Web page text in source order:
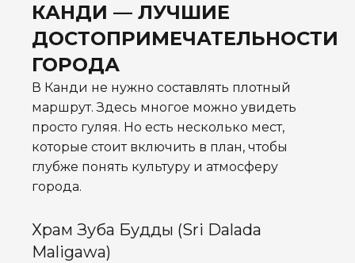
КАНДИ — ЛУЧШИЕ
ДОСТОПРИМЕЧАТЕЛЬНОСТИ
ГОРОДА
В Канди не нужно составлять плотный
маршрут. Здесь многое можно увидеть
просто гуляя. Но есть несколько мест,
которые стоит включить в план, чтобы
глубже понять культуру и атмосферу
города.
Храм Зуба Будды (Sri Dalada
Maligawa)